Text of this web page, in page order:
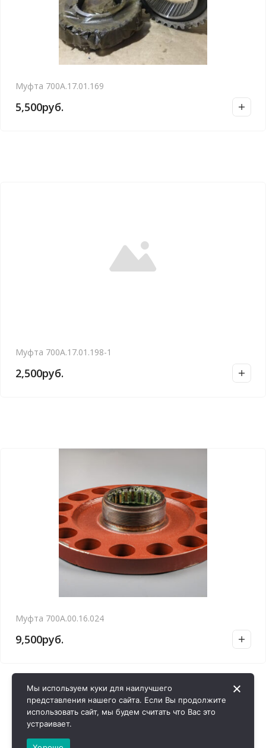
Муфта 700А.17.01.169
5,500руб.
Муфта 700А.17.01.198-1
2,500руб.
Муфта 700А.00.16.024
9,500руб.
Мы используем куки для наилучшего
представления нашего сайта. Если Вы продолжите
использовать сайт, мы будем считать что Вас это
устраивает.